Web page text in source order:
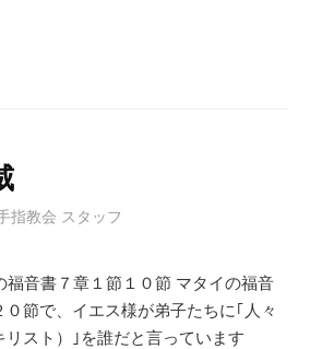
指教会 スタッフ
福音書７章１節１０節 マタイの福音
節で、イエス様が弟子たちに｢人々
スト）｣を誰だと言っています